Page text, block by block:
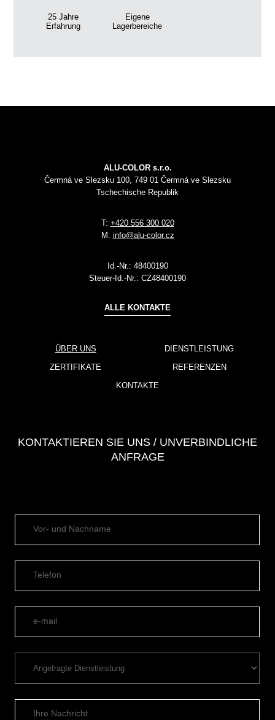
25 Jahre
Erfahrung
Eigene
Lagerbereiche
ALU-COLOR s.r.o.
Čermná ve Slezsku 100, 749 01 Čermná ve Slezsku
Tschechische Republik
T: +420 556 300 020
M: info@alu-color.cz
Id.-Nr.: 48400190
Steuer-Id.-Nr.: CZ48400190
ALLE KONTAKTE
ÜBER UNS
DIENSTLEISTUNG
ZERTIFIKATE
REFERENZEN
KONTAKTE
KONTAKTIEREN SIE UNS / UNVERBINDLICHE
ANFRAGE
Vor- und Nachname
Telefon
e-mail
Ihre Nachricht